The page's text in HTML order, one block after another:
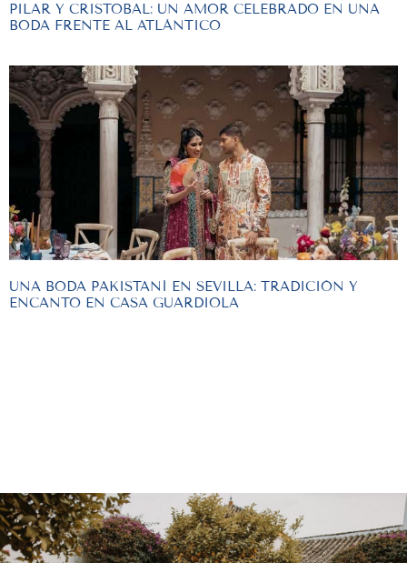
PILAR Y CRISTOBAL: UN AMOR CELEBRADO EN UNA
BODA FRENTE AL ATLÁNTICO
UNA BODA PAKISTANÍ EN SEVILLA: TRADICIÓN Y
ENCANTO EN CASA GUARDIOLA